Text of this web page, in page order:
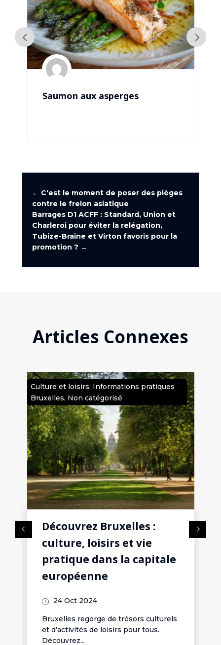
Saumon aux asperges
← C'est le moment de poser des pièges
contre le frelon asiatique
Barrages D1 ACFF : Standard, Union et
Charleroi pour éviter la relégation,
Tubize-Braine et Virton favoris pour la
promotion ? →
Articles Connexes
Culture et loisirs, Informations pratiques
Bruxelles, Non catégorisé
Découvrez Bruxelles :
culture, loisirs et vie
pratique dans la capitale
européenne
24 Oct 2024
Bruxelles regorge de trésors culturels
et d’activités de loisirs pour tous.
Découvrez...